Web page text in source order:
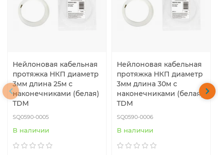
Нейлоновая кабельная
протяжка НКП диаметр
3мм длина 25м с
наконечниками (белая)
TDM
SQ0590-0005
В наличии
Нейлоновая кабельная
протяжка НКП диаметр
3мм длина 30м с
наконечниками (белая)
TDM
SQ0590-0006
В наличии